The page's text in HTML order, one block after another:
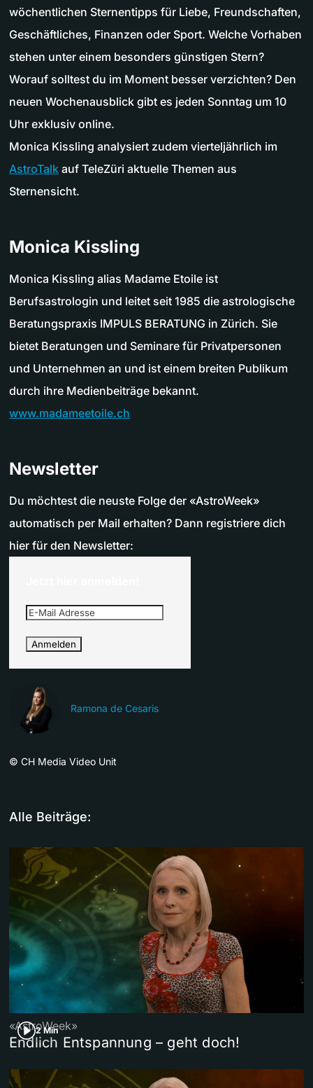
wöchentlichen Sternentipps für Liebe, Freundschaften,
Geschäftliches, Finanzen oder Sport. Welche Vorhaben
stehen unter einem besonders günstigen Stern?
Worauf solltest du im Moment besser verzichten? Den
neuen Wochenausblick gibt es jeden Sonntag um 10
Uhr exklusiv online.
Monica Kissling analysiert zudem vierteljährlich im
AstroTalk auf TeleZüri aktuelle Themen aus
Sternensicht.
Monica Kissling
Monica Kissling alias Madame Etoile ist
Berufsastrologin und leitet seit 1985 die astrologische
Beratungspraxis IMPULS BERATUNG in Zürich. Sie
bietet Beratungen und Seminare für Privatpersonen
und Unternehmen an und ist einem breiten Publikum
durch ihre Medienbeiträge bekannt.
www.madameetoile.ch
Newsletter
Du möchtest die neuste Folge der «AstroWeek»
automatisch per Mail erhalten? Dann registriere dich
hier für den Newsletter:
Ramona de Cesaris
© CH Media Video Unit
Alle Beiträge:
2 Min
«AstroWeek»
Endlich Entspannung – geht doch!